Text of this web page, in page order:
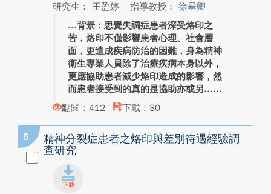
研究生： 王盈婷
指導教授： 徐畢卿
背景：思覺失調症患者深受烙印之
苦，烙印不僅影響患者心理、社會層
面，更造成疾病防治的困難，身為精神
衛生專業人員除了治療疾病本身以外，
更應協助患者減少烙印造成的影響，然
而患者接受到的真的是協助亦或另...
點閱：412
下載：30
6
精神分裂症患者之烙印與差別待遇經驗調
查研究